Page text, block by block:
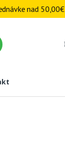
nad 50,00€